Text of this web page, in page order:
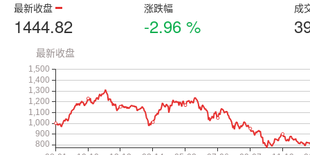
最新收盘
1444.82
涨跌幅
-2.96 %
成